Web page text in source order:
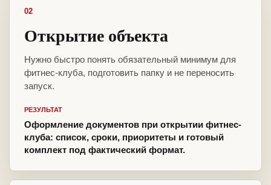
02
Открытие объекта
Нужно быстро понять обязательный минимум для
фитнес-клуба, подготовить папку и не переносить
запуск.
РЕЗУЛЬТАТ
Оформление документов при открытии фитнес-
клуба: список, сроки, приоритеты и готовый
комплект под фактический формат.